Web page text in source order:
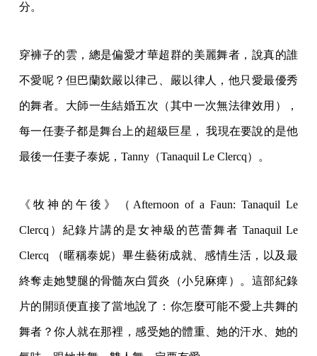
分。
穿褲子的雲，總是偏愛才華超群的美麗舞者，說真的誰
不愛呢？但巴蘭欽嚴以律己、嚴以律人，他只愛最優秀
的舞者。大師一生結婚五次（其中一次無法律效用），
每一任妻子都是舞台上的超級巨星， 我現在要說的是他
最後一任妻子泰妮，Tanny（Tanaquil Le Clercq）。
《牧神的午後》（Afternoon of a Faun: Tanaquil Le
Clercq）紀錄片講的是女神級的芭蕾舞者 Tanaquil Le
Clercq （暱稱泰妮）畢生藝術成就、感情生活，以及最
終奪走她雙腿的骨髓灰白質炎（小兒麻痺）。這部紀錄
片的開頭便直接了當地說了：你怎麼可能不愛上共舞的
舞者？你人就在那裡，感受她的體重、她的汗水、她的